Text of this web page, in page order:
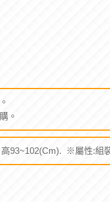
。
93~102(Cm). ※屬性:組